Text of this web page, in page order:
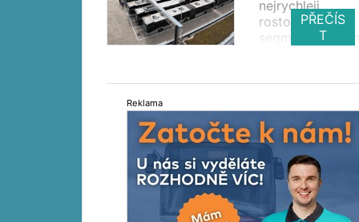
nejrychleji
rostoucímu
segmentu
přibližně 60
prodejů
to díky klesajícím
cenám baterií,
rozšiřování
infrastruktury a
poptávce
Číně.
PŘEČÍS
T
Reklama